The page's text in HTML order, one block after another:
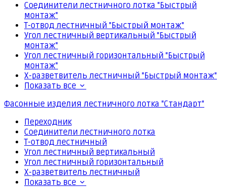
Соединители лестничного лотка "Быстрый
монтаж"
Т-отвод лестничный "Быстрый монтаж"
Угол лестничный вертикальный "Быстрый
монтаж"
Угол лестничный горизонтальный "Быстрый
монтаж"
Х-разветвитель лестничный "Быстрый монтаж"
Показать все
Фасонные изделия лестничного лотка "Стандарт"
Переходник
Соединители лестничного лотка
Т-отвод лестничный
Угол лестничный вертикальный
Угол лестничный горизонтальный
Х-разветвитель лестничный
Показать все